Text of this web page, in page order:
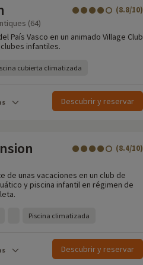
(8.8/10)
(64)
País Vasco en un animado Village Club
infantiles.
cubierta climatizada
Descubrir y reservar
(8.4/10)
de unas vacaciones en un club de
y piscina infantil en régimen de
Piscina climatizada
Descubrir y reservar